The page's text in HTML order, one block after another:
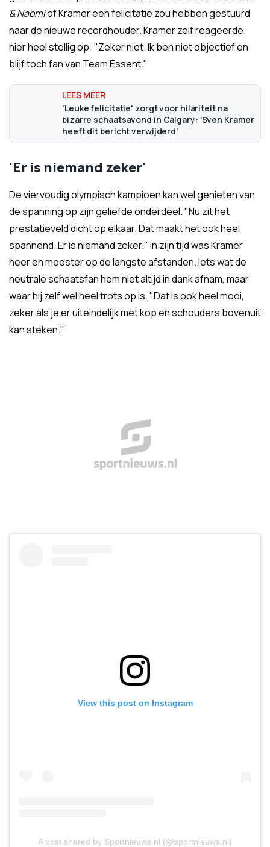
& Naomiof Kramer een felicitatie zou hebben gestuurd
naar de nieuwe recordhouder. Kramer zelf reageerde
hier heel stellig op: "Zeker niet. Ik ben niet objectief en
blijf toch fan van Team Essent."
'Leuke felicitatie' zorgt voor hilariteit na
bizarre schaatsavond in Calgary: 'Sven Kramer
heeft dit bericht verwijderd'
'Er is niemand zeker'
De viervoudig olympisch kampioen kan wel genieten van
de spanning op zijn geliefde onderdeel. "Nu zit het
prestatieveld dicht op elkaar. Dat maakt het ook heel
spannend. Er is niemand zeker." In zijn tijd was Kramer
heer en meester op de langste afstanden. Iets wat de
neutrale schaatsfan hem niet altijd in dank afnam, maar
waar hij zelf wel heel trots op is. "Dat is ook heel mooi,
zeker als je er uiteindelijk met kop en schouders bovenuit
kan steken."
View this post on Instagram
A post shared by Sportnieuws.nl (@sportnieuws.nl)